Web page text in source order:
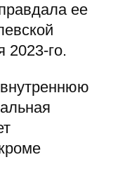
ее
2023-го.